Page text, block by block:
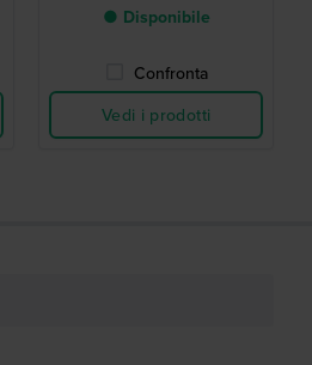
● Disponibile
Confronta
Vedi i prodotti